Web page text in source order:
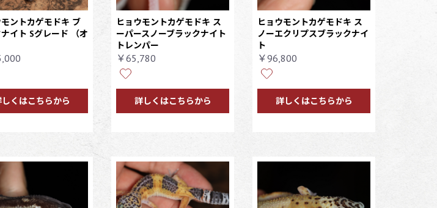
モントカゲモドキ ブ
イト Sグレード
（オ
くはこちらから
ヒョウモントカゲモドキ ス
ーパースノーブラックナイト
トレンパー
￥65,780
詳しくはこちらから
ヒョウモントカゲモドキ ス
ノーエクリプスブラックナイ
ト
￥96,800
詳しくはこちらから